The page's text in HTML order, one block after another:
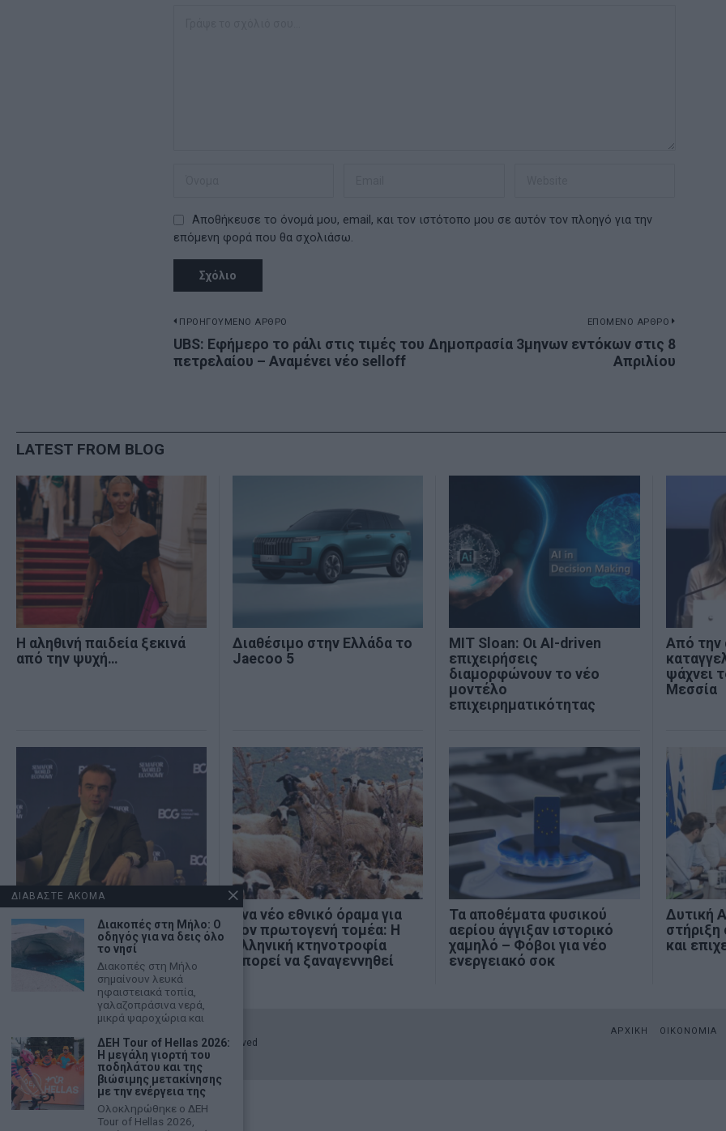
Αποθήκευσε το όνομά μου, email, και τον ιστότοπο μου σε αυτόν τον πλοηγό για την
επόμενη φορά που θα σχολιάσω.
Πλοήγηση
άρθρων
ΠΡΟΗΓΟΥΜΕΝΟ ΑΡΘΡΟ
Previous
post:
UBS: Εφήμερο το ράλι στις τιμές του
πετρελαίου – Αναμένει νέο selloff
ΕΠΟΜΕΝΟ ΑΡΘΡΟ
Next
post:
Δημοπρασία 3μηνων εντόκων στις 8
Απριλίου
LATEST FROM BLOG
Η αληθινή παιδεία ξεκινά
από την ψυχή…
Διαθέσιμο στην Ελλάδα το
Jaecoo 5
MIT Sloan: Οι AI-driven
επιχειρήσεις
διαμορφώνουν το νέο
μοντέλο
επιχειρηματικότητας
Από την
ψάχνει
Μεσσία
Υποβλήθηκε το αίτημα για
την ενεργοποίηση της
ρήτρας διαφυγής
Ένα νέο εθνικό όραμα για
τον πρωτογενή τομέα: Η
ελληνική κτηνοτροφία
μπορεί να ξαναγεννηθεί
Τα αποθέματα φυσικού
αερίου άγγιξαν ιστορικό
χαμηλό – Φόβοι για νέο
ενεργειακό σοκ
Δυτική
και
2026 - marketnews.gr - All Rights Reserved
ΑΡΧΙΚΗ ΟΙΚΟΝΟΜΙΑ
ΔΙΑΒΑΣΤΕ ΑΚΟΜΑ
Διακοπές στη Μήλο: Ο
οδηγός για να δεις όλο
το νησί
Διακοπές στη Μήλο
σημαίνουν λευκά
ηφαιστειακά τοπία,
γαλαζοπράσινα νερά,
μικρά ψαροχώρια και
ΔΕΗ Tour of Hellas 2026:
Η μεγάλη γιορτή του
ποδηλάτου και της
βιώσιμης μετακίνησης
με την ενέργεια της
Ολοκληρώθηκε ο ΔΕΗ
Tour of Hellas 2026,